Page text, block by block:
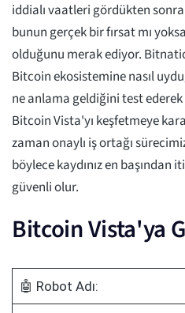
iddialı vaatleri gördükten
bunun gerçek bir fırsat mı
olduğunu merak ediyor.
Bitcoin ekosistemine nasıl
ne anlama geldiğini test
Bitcoin Vista'yı keşfetmeye
zaman onaylı iş ortağı
böylece kaydınız en
güvenli olur.
Bitcoin Vista'ya
🤖 Robot Adı: